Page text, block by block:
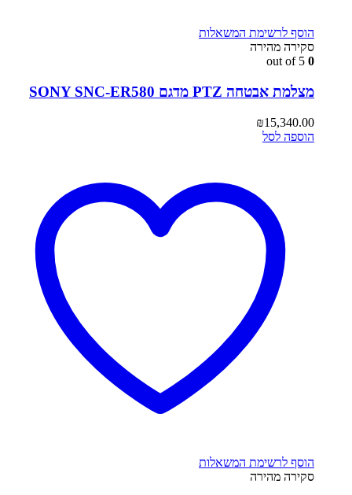
הוסף לרשימת המשאלות
סקירה מהירה
0
מצלמת אבטחה PTZ מדגם SONY SNC-ER580
₪15,340.00
הוספה לסל
הוסף לרשימת המשאלות
סקירה מהירה